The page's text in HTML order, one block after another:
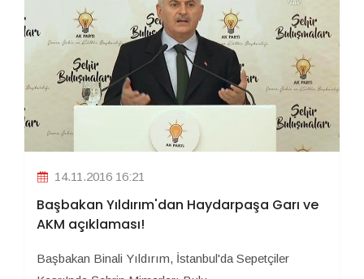
14.11.2016 16:21
Başbakan Yıldırım'dan Haydarpaşa Garı ve
AKM açıklaması!
Başbakan Binali Yıldırım, İstanbul'da Sepetçiler